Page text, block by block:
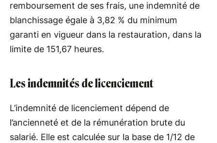
remboursement de ses frais, une indemnité de
blanchissage égale à 3,82 % du minimum
garanti en vigueur dans la restauration, dans la
limite de 151,67 heures.
Les indemnités de licenciement
L’indemnité de licenciement dépend de
l’ancienneté et de la rémunération brute du
salarié. Elle est calculée sur la base de 1/12 de